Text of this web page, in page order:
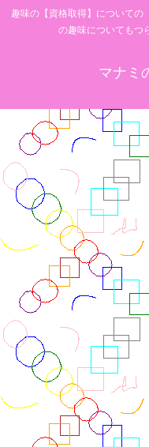
趣味の【資格取得】についての
の趣味についてもつ
マナミ